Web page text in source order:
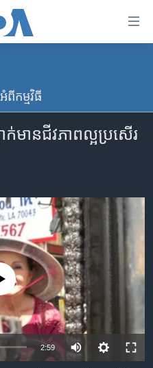
អំពី​កម្មវិធី​
មាន​ជីវភាព​ល្អ​ប្រសើរ​
currently available
2:59